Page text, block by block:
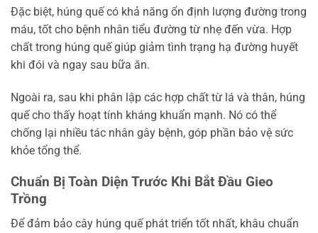
Đặc biệt, húng quế có khả năng ổn định lượng đường trong
máu, tốt cho bệnh nhân tiểu đường từ nhẹ đến vừa. Hợp
chất trong húng quế giúp giảm tình trạng hạ đường huyết
khi đói và ngay sau bữa ăn.
Ngoài ra, sau khi phân lập các hợp chất từ lá và thân, húng
quế cho thấy hoạt tính kháng khuẩn mạnh. Nó có thể
chống lại nhiều tác nhân gây bệnh, góp phần bảo vệ sức
khỏe tổng thể.
Chuẩn Bị Toàn Diện Trước Khi Bắt Đầu Gieo
Trồng
Để đảm bảo cây húng quế phát triển tốt nhất, khâu chuẩn